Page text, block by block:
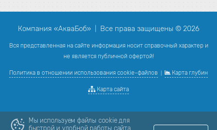
Компания «АкваБоб» Все права защищены © 2026
Вся представленная на сайте информация носит справочный характер и
не является публичной офертой!
Политика в отношении использования cookie-файлов Карта глубин
Карта сайта
Мы используем файлы cookie для
быстрой и удобной работы сайта.